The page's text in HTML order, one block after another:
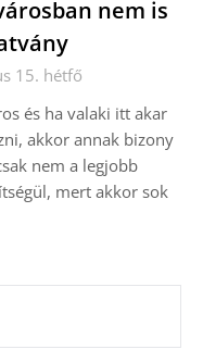
nem is
15. hétfő
és ha valaki itt akar
akkor annak bizony
nem a legjobb
mert akkor sok